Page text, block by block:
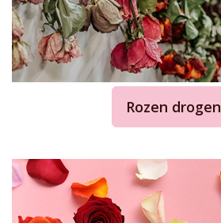
Rozen drogen